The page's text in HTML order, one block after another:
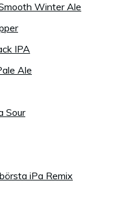
Winter Ale
IPA
Ale
Sour
iPa Remix